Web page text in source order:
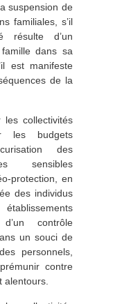
suspension de
familiales, s’il
résulte d’un
dans sa
est manifeste
de la
collectivités
les budgets
des
sensibles
protection, en
des individus
contrôle
un souci de
personnels,
contre
alentours.